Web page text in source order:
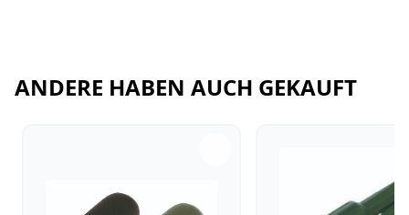
ANDERE HABEN AUCH GEKAUFT